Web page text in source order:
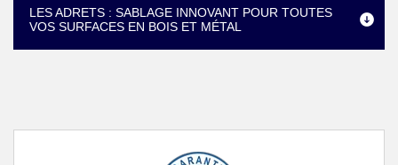
LES ADRETS : SABLAGE INNOVANT POUR TOUTES
VOS SURFACES EN BOIS ET MÉTAL